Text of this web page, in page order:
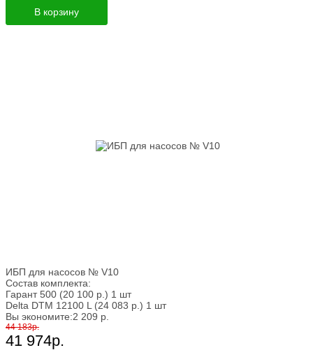
В корзину
ИБП для насосов № V10
Состав комплекта:
Гарант 500 (20 100 р. ) 1 шт
Delta DTM 12100 L (24 083 р. ) 1 шт
Вы экономите:2 209 р.
44 183р.
41 974р.